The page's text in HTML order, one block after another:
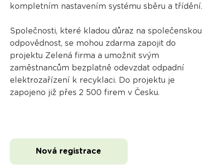
kompletním nastavením systému sběru a třídění.
Společnosti, které kladou důraz na společenskou
odpovědnost, se mohou zdarma zapojit do
projektu Zelená firma a umožnit svým
zaměstnancům bezplatně odevzdat odpadní
elektrozařízení k recyklaci. Do projektu je
zapojeno již přes 2 500 firem v Česku.
Nová registrace